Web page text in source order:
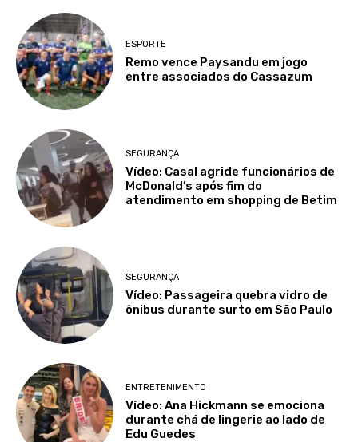
ESPORTE
Remo vence Paysandu em jogo
entre associados do Cassazum
SEGURANÇA
Vídeo: Casal agride funcionários de
McDonald’s após fim do
atendimento em shopping de Betim
SEGURANÇA
Vídeo: Passageira quebra vidro de
ônibus durante surto em São Paulo
ENTRETENIMENTO
Vídeo: Ana Hickmann se emociona
durante chá de lingerie ao lado de
Edu Guedes